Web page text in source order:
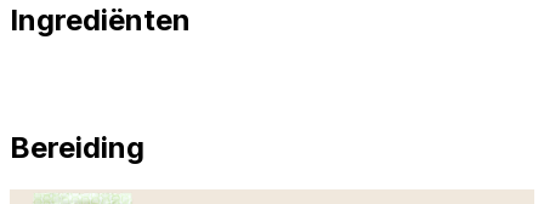
Ingrediënten
Bereiding